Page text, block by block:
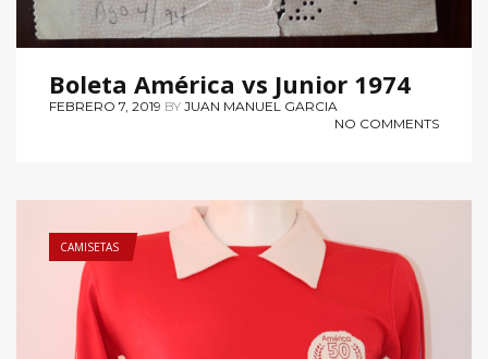
Boleta América vs Junior 1974
FEBRERO 7, 2019 BY JUAN MANUEL GARCIA
NO COMMENTS
CAMISETAS